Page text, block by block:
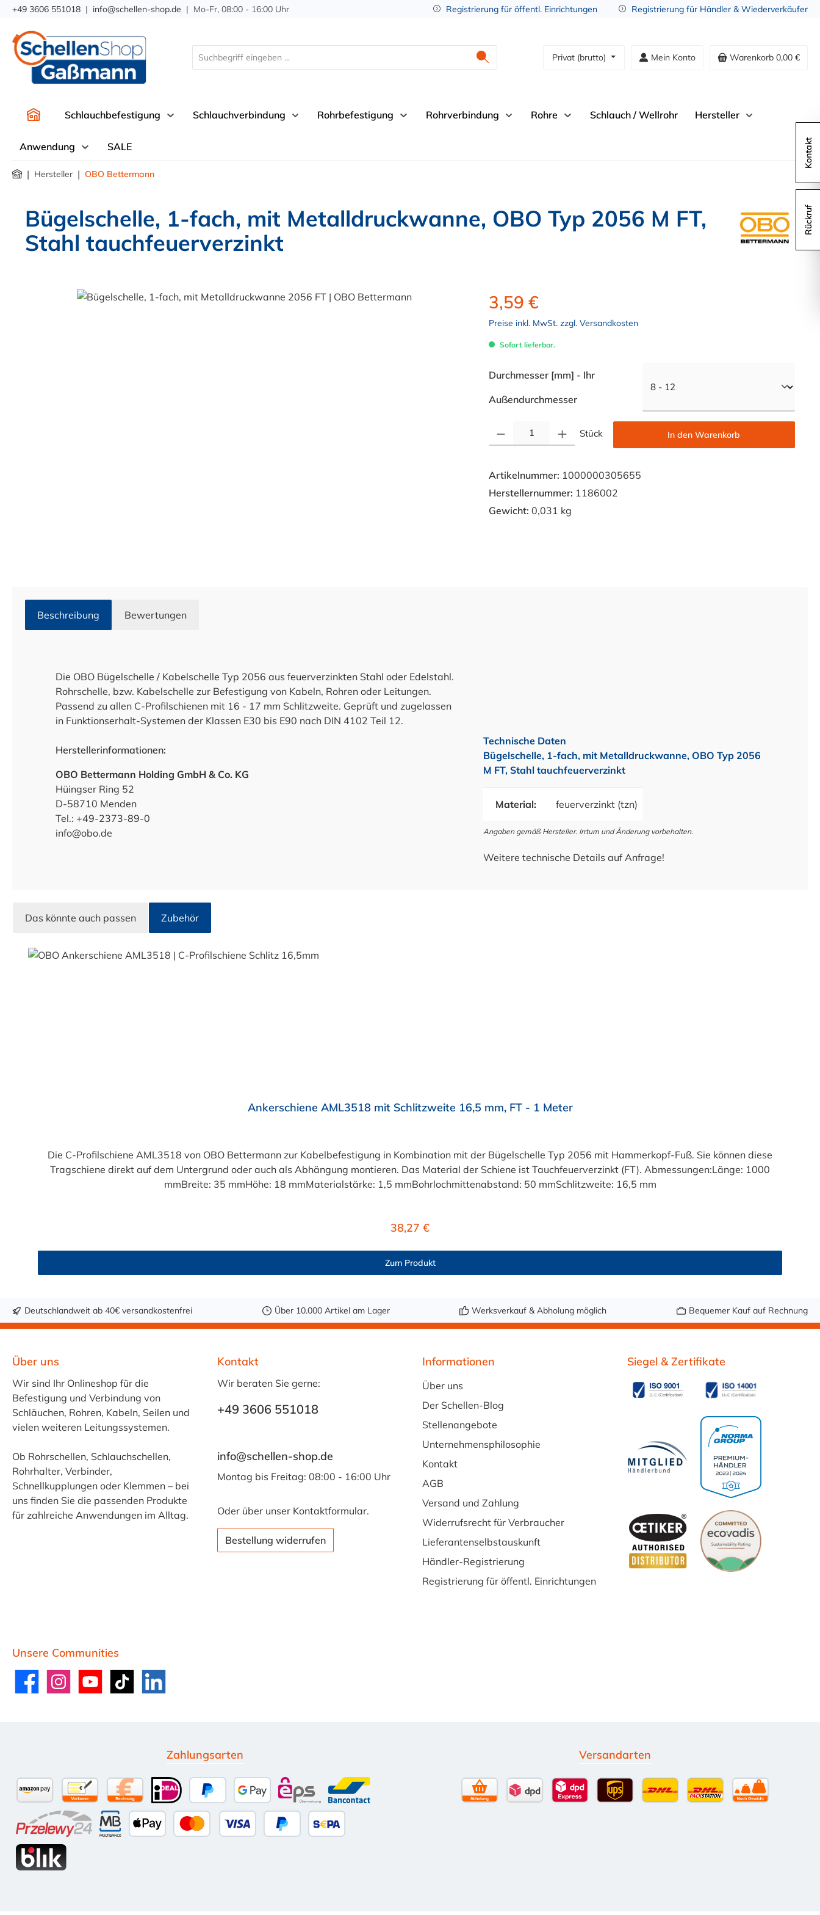
Zur Hauptnavigation springen
+49 3606 551018 | info@schellen-shop.de | Mo-Fr, 08:00 - 16:00 Uhr Registrierung für öffentl. Einrichtungen Registrierung für Händler & Wiederverkäufer
Privat (brutto) Mein Konto Warenkorb 0,00 €
Schlauchbefestigung Schlauchverbindung Rohrbefestigung Rohrverbindung Rohre Schlauch / Wellrohr Hersteller
Anwendung SALE
| Hersteller | OBO Bettermann
Bügelschelle, 1-fach, mit Metalldruckwanne, OBO Typ 2056 M FT,
Stahl tauchfeuerverzinkt
Bildergalerie überspringen 3,59 €
Preise inkl. MwSt. zzgl. Versandkosten
Sofort lieferbar.
Durchmesser [mm] - Ihr
Außendurchmesserauswählen
Stück In den Warenkorb
Artikelnummer: 1000000305655
Herstellernummer: 1186002
Gewicht: 0,031 kg
Beschreibung Bewertungen
Die OBO Bügelschelle / Kabelschelle Typ 2056 aus feuerverzinkten Stahl oder Edelstahl.
Rohrschelle, bzw. Kabelschelle zur Befestigung von Kabeln, Rohren oder Leitungen.
Passend zu allen C-Profilschienen mit 16 - 17 mm Schlitzweite. Geprüft und zugelassen
in Funktionserhalt-Systemen der Klassen E30 bis E90 nach DIN 4102 Teil 12.
Herstellerinformationen:
OBO Bettermann Holding GmbH & Co. KG
Hüingser Ring 52
D-58710 Menden
Tel.: +49-2373-89-0
info@obo.de
Technische Daten
Bügelschelle, 1-fach, mit Metalldruckwanne, OBO Typ 2056
M FT, Stahl tauchfeuerverzinkt
Material: feuerverzinkt (tzn)
Angaben gemäß Hersteller. Irrtum und Änderung vorbehalten.
Weitere technische Details auf Anfrage!
Das könnte auch passen Zubehör
Produktgalerie überspringen
Ankerschiene AML3518 mit Schlitzweite 16,5 mm, FT - 1 Meter
Die C-Profilschiene AML3518 von OBO Bettermann zur Kabelbefestigung in Kombination mit der Bügelschelle Typ 2056 mit Hammerkopf-Fuß. Sie können diese
Tragschiene direkt auf dem Untergrund oder auch als Abhängung montieren. Das Material der Schiene ist Tauchfeuerverzinkt (FT). Abmessungen:Länge: 1000
mmBreite: 35 mmHöhe: 18 mmMaterialstärke: 1,5 mmBohrlochmittenabstand: 50 mmSchlitzweite: 16,5 mm
Regulärer Preis:
38,27 €
Zum Produkt
Deutschlandweit ab 40€ versandkostenfrei Über 10.000 Artikel am Lager Werksverkauf & Abholung möglich Bequemer Kauf auf Rechnung
Über uns
Wir sind Ihr Onlineshop für die
Befestigung und Verbindung von
Schläuchen, Rohren, Kabeln, Seilen und
vielen weiteren Leitungssystemen.
Ob Rohrschellen, Schlauchschellen,
Rohrhalter, Verbinder,
Schnellkupplungen oder Klemmen – bei
uns finden Sie die passenden Produkte
für zahlreiche Anwendungen im Alltag.
Kontakt
Wir beraten Sie gerne:
+49 3606 551018
info@schellen-shop.de
Montag bis Freitag: 08:00 - 16:00 Uhr
Oder über unser Kontaktformular.
Bestellung widerrufen
Informationen
Über uns
Der Schellen-Blog
Stellenangebote
Unternehmensphilosophie
Kontakt
AGB
Versand und Zahlung
Widerrufsrecht für Verbraucher
Lieferantenselbstauskunft
Händler-Registrierung
Registrierung für öffentl. Einrichtungen
Unsere Communities
FacebookInstagramYouTube TikTok LinkedIn
Siegel & Zertifikate
Zahlungsarten
PayPal
Kauf auf Rechnung (10 Tage Netto)
iDEAL Google Payeps
Przelewy24
Amazon PayVorkasse per Überweisung
Versandarten
Kontakt
Rückruf